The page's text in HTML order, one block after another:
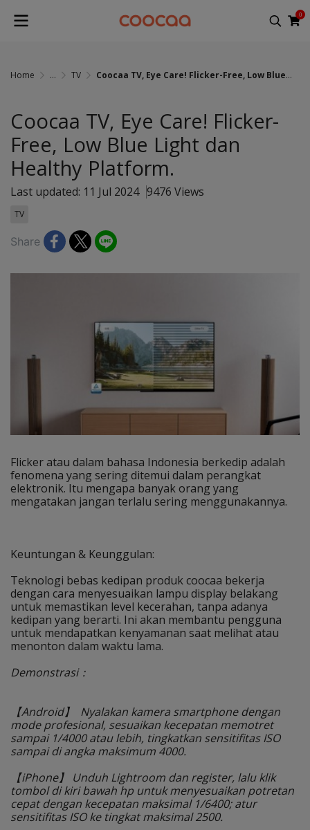
0
Home ... TV Coocaa TV, Eye Care! Flicker-Free, Low Blue Light dan Healthy Platform.
Coocaa TV, Eye Care! Flicker-
Free, Low Blue Light dan
Healthy Platform.
Last updated: 11 Jul 2024 9476 Views
TV
Share
Flicker atau dalam bahasa Indonesia berkedip adalah
fenomena yang sering ditemui dalam perangkat
elektronik. Itu mengapa banyak orang yang
mengatakan jangan terlalu sering menggunakannya.
Keuntungan & Keunggulan:
Teknologi bebas kedipan produk coocaa bekerja
dengan cara menyesuaikan lampu display belakang
untuk memastikan level kecerahan, tanpa adanya
kedipan yang berarti. Ini akan membantu pengguna
untuk mendapatkan kenyamanan saat melihat atau
menonton dalam waktu lama.
Demonstrasi：
【Android】 Nyalakan kamera smartphone dengan
mode profesional, sesuaikan kecepatan memotret
sampai 1/4000 atau lebih, tingkatkan sensitifitas ISO
sampai di angka maksimum 4000.
【iPhone】 Unduh Lightroom dan register, lalu klik
tombol di kiri bawah hp untuk menyesuaikan potretan
cepat dengan kecepatan maksimal 1/6400; atur
sensitifitas ISO ke tingkat maksimal 2500.